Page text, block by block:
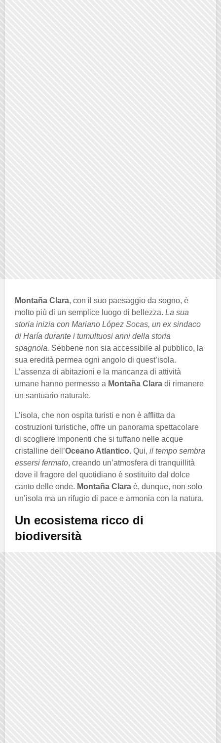
Montaña Clara, con il suo paesaggio da sogno, è
molto più di un semplice luogo di bellezza. La sua
storia inizia con Mariano López Socas, un ex sindaco
di Haría durante i tumultuosi anni della storia
spagnola. Sebbene non sia accessibile al pubblico, la
sua eredità permea ogni angolo di quest’isola.
L’assenza di abitazioni e la mancanza di attività
umane hanno permesso a Montaña Clara di rimanere
un santuario naturale.
L’isola, che non ospita turisti e non è afflitta da
costruzioni turistiche, offre un panorama spettacolare
di scogliere imponenti che si tuffano nelle acque
cristalline dell’Oceano Atlantico. Qui, il tempo sembra
essersi fermato, creando un’atmosfera di tranquillità
dove il fragore del quotidiano è sostituito dal dolce
canto delle onde. Montaña Clara è, dunque, non solo
un’isola ma un rifugio di pace e armonia con la natura.
Un ecosistema ricco di
biodiversità